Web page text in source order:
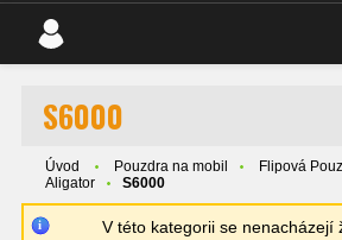
S6000
Úvod Pouzdra na mobil
Flipová
Aligator
S6000
V této kategorii se nenacházejí